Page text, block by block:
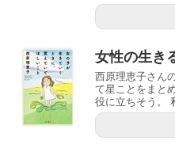
女性の生き
西原理恵子さん
て星ことをまと
役に立ちそう。